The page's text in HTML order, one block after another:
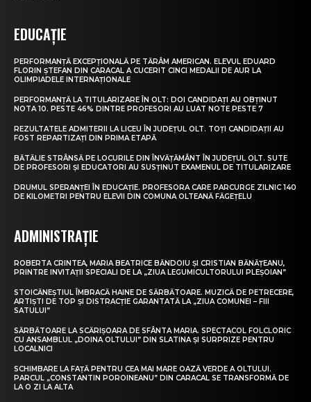
EDUCAȚIE
PERFORMANȚĂ EXCEPȚIONALĂ PE TĂRÂM AMERICAN. ELEVUL EDUARD
FLORIN ȘTEFAN DIN CARACAL A CUCERIT CINCI MEDALII DE AUR LA
OLIMPIADELE INTERNAȚIONALE
PERFORMANȚĂ LA TITULARIZARE ÎN OLT: DOI CANDIDAȚI AU OBȚINUT
NOTA 10. PESTE 46% DINTRE PROFESORI AU LUAT NOTE PESTE 7
REZULTATELE ADMITERII LA LICEU ÎN JUDEȚUL OLT. TOȚI CANDIDAȚII AU
FOST REPARTIZAȚI DIN PRIMA ETAPĂ
BĂTĂLIE STRÂNSĂ PE LOCURILE DIN ÎNVĂȚĂMÂNT ÎN JUDEȚUL OLT. SUTE
DE PROFESORI ȘI EDUCATORI AU SUSȚINUT EXAMENUL DE TITULARIZARE
DRUMUL SPERANȚEI ÎN EDUCAȚIE. PROFESORA CARE PARCURGE ZILNIC 140
DE KILOMETRI PENTRU ELEVII DIN COMUNA OLTEANĂ FĂGEȚELU
ADMINISTRAȚIE
ROBERTA CRINTEA, MARIA BEATRICE BĂNDOIU ȘI CRISTIAN BĂNĂȚEANU,
PRINTRE INVITAȚII SPECIALI DE LA „ZIUA LEGUMICULTORULUI PLEȘOIAN”
STOICĂNEȘTIUL ÎMBRACĂ HAINE DE SĂRBĂTOARE. MUZICĂ DE PETRECERE,
ARTIȘTI DE TOP ȘI DISTRACȚIE GARANTATĂ LA „ZIUA COMUNEI – FIII
SATULUI”
SĂRBĂTOARE LA SCĂRIȘOARA DE SFÂNTA MARIA. SPECTACOL FOLCLORIC
CU ANSAMBLUL „DOINA OLTULUI” DIN SLATINA ȘI SURPRIZE PENTRU
LOCALNICI
SCHIMBARE LA FAȚĂ PENTRU CEA MAI MARE OAZĂ VERDE A OLTULUI.
PARCUL „CONSTANTIN POROINEANU” DIN CARACAL SE TRANSFORMĂ DE
LA O ZI LA ALTA